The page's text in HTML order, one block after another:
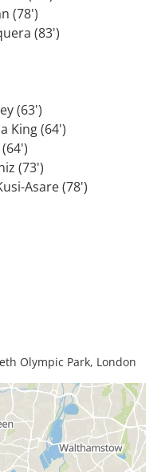
(78')
(83')
(63')
King (64')
(73')
Asare (78')
Olympic Park, London